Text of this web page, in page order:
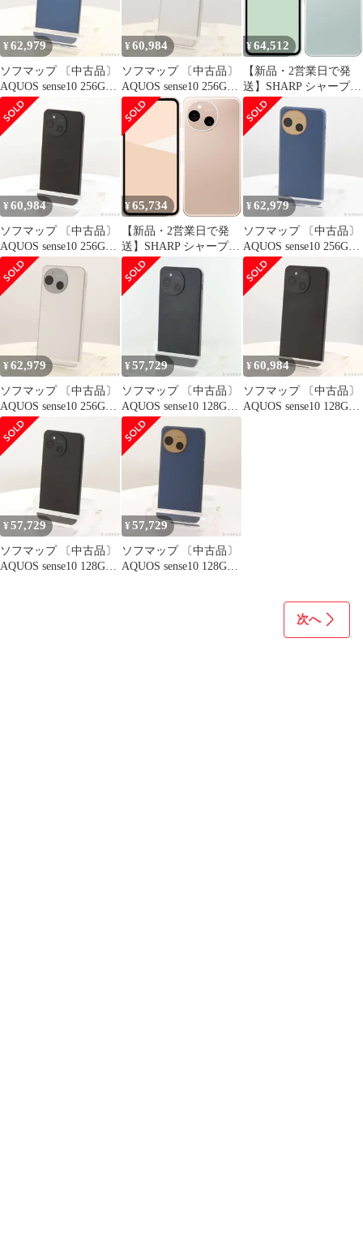
¥62,979
ソフマップ 〔中古品〕
AQUOS sense10 256GB
デニムネイビー SH-
M33 楽天 SIMフリー
【262】
¥60,984
ソフマップ 〔中古品〕
AQUOS sense10 256GB
ライトシルバー SH-
M33 SIMフリー【196】
¥64,512
【新品・2営業日で発
送】SHARP シャープ
スマホ sense10 SH-M33
256GB ペールミント
¥60,984
ソフマップ 〔中古品〕
AQUOS sense10 256GB
フルブラック SH-M33
SIMフリー【295】
¥65,734
【新品・2営業日で発
送】SHARP シャープ
スマホ sense10 SH-M33
256GB ペールピンク
¥62,979
ソフマップ 〔中古品〕
AQUOS sense10 256GB
デニムネイビー SH-
M33 SIMフリー【305】
¥62,979
ソフマップ 〔中古品〕
AQUOS sense10 256GB
ライトシルバー SH-
M33 SIMフリー【297】
¥57,729
ソフマップ 〔中古品〕
AQUOS sense10 128GB
フルブラック SH-M33
SIMフリー【258】
¥60,984
ソフマップ 〔中古品〕
AQUOS sense10 128GB
¥57,729
ソフマップ 〔中古品〕
AQUOS sense10 128GB
¥57,729
ソフマップ 〔中古品〕
AQUOS sense10 128GB
次へ